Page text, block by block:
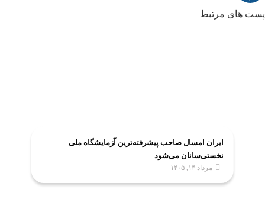
پست های مرتبط
ایران امسال صاحب پیشرفته‌ترین آزمایشگاه ملی
نخستی‌سانان می‌شود
مرداد ۱۴, ۱۴۰۵